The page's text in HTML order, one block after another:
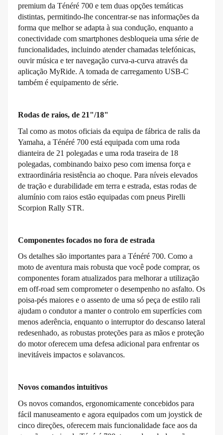
premium da Ténéré 700 e tem duas opções temáticas
distintas, permitindo-lhe concentrar-se nas informações da
forma que melhor se adapta à sua condução, enquanto a
conectividade com smartphones desbloqueia uma série de
funcionalidades, incluindo atender chamadas telefónicas,
ouvir música e ter navegação curva-a-curva através da
aplicação MyRide. A tomada de carregamento USB-C
também é equipamento de série.
Rodas de raios, de 21"/18"
Tal como as motos oficiais da equipa de fábrica de ralis da
Yamaha, a Ténéré 700 está equipada com uma roda
dianteira de 21 polegadas e uma roda traseira de 18
polegadas, combinando baixo peso com imensa força e
extraordinária resistência ao choque. Para níveis elevados
de tração e durabilidade em terra e estrada, estas rodas de
alumínio com raios estão equipadas com pneus Pirelli
Scorpion Rally STR.
Componentes focados no fora de estrada
Os detalhes são importantes para a Ténéré 700. Como a
moto de aventura mais robusta que você pode comprar, os
componentes foram atualizados para melhorar a utilização
em off-road sem comprometer o desempenho no asfalto. Os
poisa-pés maiores e o assento de uma só peça de estilo rali
ajudam o condutor a manter o controlo em superfícies com
menos aderência, enquanto o interruptor do descanso lateral
redesenhado, as robustas proteções para as mãos e proteção
do motor oferecem uma defesa adicional para enfrentar os
inevitáveis impactos e solavancos.
Novos comandos intuitivos
Os novos comandos, ergonomicamente concebidos para
fácil manuseamento e agora equipados com um joystick de
cinco direções, oferecem mais funcionalidade face aos da